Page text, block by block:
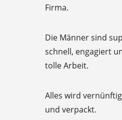
d
5
o
t
o
Firma.
Die Männer sind
schnell, engagiert
tolle Arbeit.
Alles wird
und verpackt.